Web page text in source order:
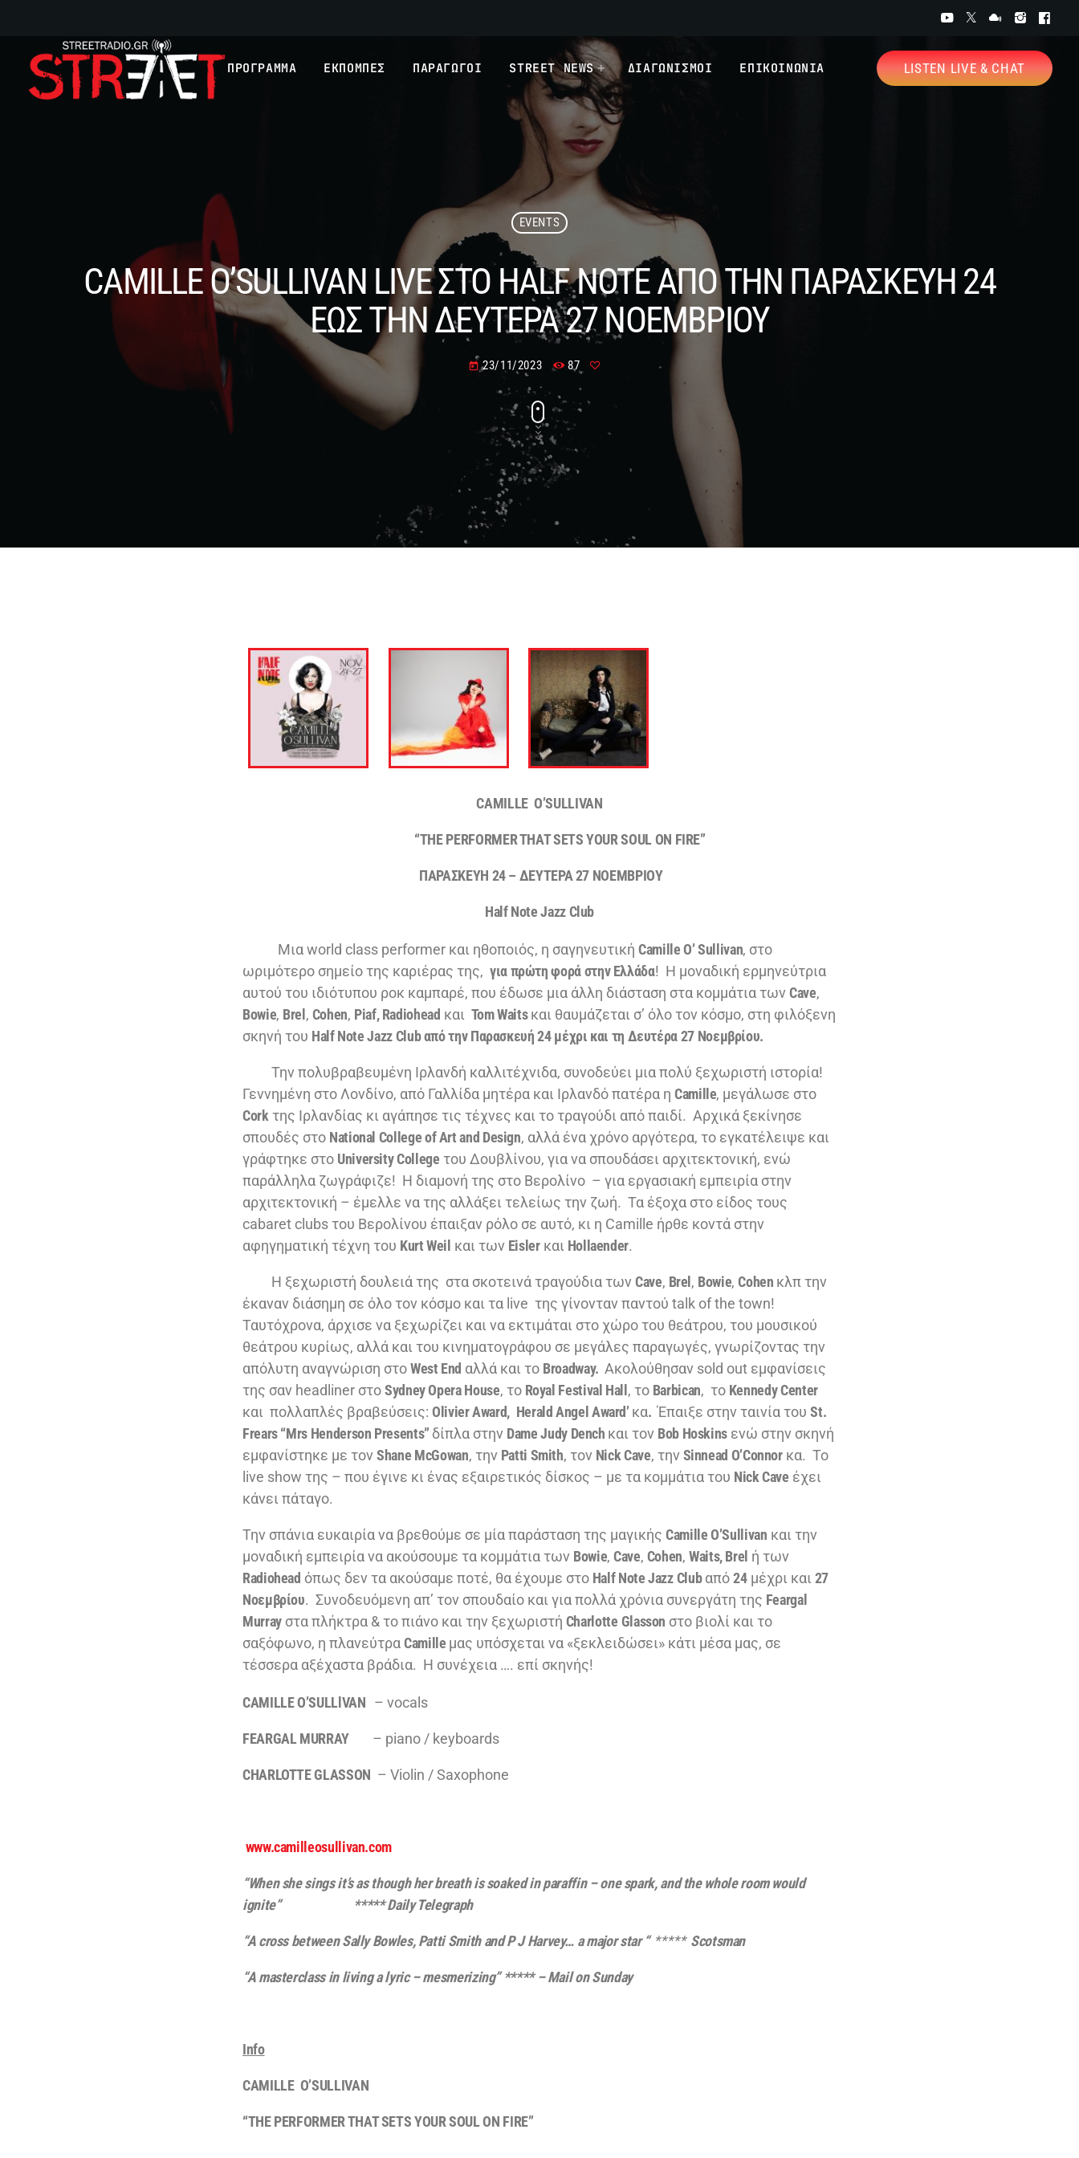
ΠΡΟΓΡΑΜΜΑ ΕΚΠΟΜΠΕΣ ΠΑΡΑΓΩΓΟΙ STREET NEWS ΔΙΑΓΩΝΙΣΜΟΙ ΕΠΙΚΟΙΝΩΝΙΑ LISTEN LIVE & CHAT
EVENTS
CAMILLE O’SULLIVAN LIVE ΣΤΟ HALF NOTE ΑΠΟ ΤΗΝ ΠΑΡΑΣΚΕΥΗ 24
ΕΩΣ ΤΗΝ ΔΕΥΤΕΡΑ 27 ΝΟΕΜΒΡΙΟΥ
today 23/11/2023 87
CAMILLE O’SULLIVAN
“THE PERFORMER THAT SETS YOUR SOUL ON FIRE”
ΠΑΡΑΣΚΕΥΗ 24 – ΔΕΥΤΕΡΑ 27 ΝΟΕΜΒΡΙΟΥ
Half Note Jazz Club
Μια world class performer και ηθοποιός, η σαγηνευτική Camille O’ Sullivan, στο
ωριμότερο σημείο της καριέρας της, για πρώτη φορά στην Ελλάδα! Η μοναδική ερμηνεύτρια
αυτού του ιδιότυπου ροκ καμπαρέ, που έδωσε μια άλλη διάσταση στα κομμάτια τωνCave,
Bowie, Brel, Cohen, Piaf, Radiohead και Tom Waitsκαι θαυμάζεται σ’ όλο τον κόσμο, στη φιλόξενη
σκηνή του Half Note Jazz Club από την Παρασκευή 24 μέχρι και τη Δευτέρα 27 Νοεμβρίου.
Την πολυβραβευμένη Ιρλανδή καλλιτέχνιδα, συνοδεύει μια πολύ ξεχωριστή ιστορία!
Γεννημένη στο Λονδίνο, από Γαλλίδα μητέρα και Ιρλανδό πατέρα η Camille, μεγάλωσε στο
Cork της Ιρλανδίας κι αγάπησε τις τέχνες και το τραγούδι από παιδί. Αρχικά ξεκίνησε
σπουδές στο National College of Art and Design, αλλά ένα χρόνο αργότερα, το εγκατέλειψε και
γράφτηκε στο University College του Δουβλίνου, για να σπουδάσει αρχιτεκτονική, ενώ
παράλληλα ζωγράφιζε! Η διαμονή της στο Βερολίνο – για εργασιακή εμπειρία στην
αρχιτεκτονική – έμελλε να της αλλάξει τελείως την ζωή. Τα έξοχα στο είδος τους
cabaret clubs του Βερολίνου έπαιξαν ρόλο σε αυτό, κι η Camille ήρθε κοντά στην
αφηγηματική τέχνη του Kurt Weil και των Eislerκαι Hollaender.
Η ξεχωριστή δουλειά της στα σκοτεινά τραγούδια τωνCave, Brel, Bowie,Cohen κλπ την
έκαναν διάσημη σε όλο τον κόσμο και τα live της γίνονταν παντού talk of the town!
Ταυτόχρονα, άρχισε να ξεχωρίζει και να εκτιμάται στο χώρο του θεάτρου, του μουσικού
θεάτρου κυρίως, αλλά και του κινηματογράφου σε μεγάλες παραγωγές, γνωρίζοντας την
απόλυτη αναγνώριση στοWest End αλλά και το Broadway.Ακολούθησαν sold out εμφανίσεις
της σαν headliner στοSydney Opera House, το Royal Festival Hall, το Barbican, το Kennedy Center
και πολλαπλές βραβεύσεις: Olivier Award, Herald Angel Award’ κα.Έπαιξε στην ταινία τουSt.
Frears“Mrs Henderson Presents” δίπλα στην Dame Judy Dench και τον Bob Hoskins ενώ στην σκηνή
εμφανίστηκε με τονShane McGowan, την Patti Smith, τον Nick Cave, τηνSinnead O’Connorκα. Το
live show της – που έγινε κι ένας εξαιρετικός δίσκος – με τα κομμάτια του Nick Cave έχει
κάνει πάταγο.
Την σπάνια ευκαιρία να βρεθούμε σε μία παράσταση της μαγικής Camille Ο’Sullivan και την
μοναδική εμπειρία να ακούσουμε τα κομμάτια των Bowie,Cave, Cohen, Waits, Brel ή των
Radiohead όπως δεν τα ακούσαμε ποτέ, θα έχουμε στο Half Note Jazz Clubαπό24μέχρι και 27
Νοεμβρίου. Συνοδευόμενη απ’ τον σπουδαίο και για πολλά χρόνια συνεργάτη της Feargal
Murrayστα πλήκτρα & το πιάνο και την ξεχωριστή Charlotte Glasson στο βιολί και το
σαξόφωνο, η πλανεύτραCamille μας υπόσχεται να «ξεκλειδώσει» κάτι μέσα μας, σε
τέσσερα αξέχαστα βράδια. Η συνέχεια …. επί σκηνής!
CAMILLE O’SULLlVAN – vocals
FEARGAL MURRAY – piano / keyboards
CHARLOTTE GLASSON – Violin / Saxophone
www.camilleosullivan.com
“When she sings it’s as though her breath is soaked in paraffin – one spark, and the whole room would
ignite” ***** Daily Telegraph
“A cross between Sally Bowles, Patti Smith and P J Harvey… a major star “ ***** Scotsman
“A masterclass in living a lyric – mesmerizing” ***** – Mail on Sunday
Info
CAMILLE O’SULLIVAN
“THE PERFORMER THAT SETS YOUR SOUL ON FIRE”